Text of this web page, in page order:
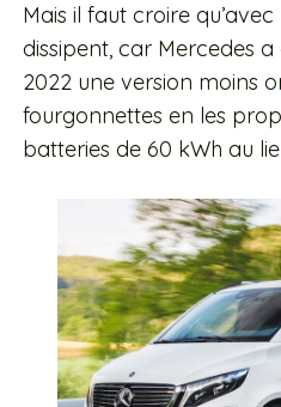
Mais il faut croire
dissipent, car Mercedes
2022 une version moins
fourgonnettes en les
batteries de 60 kWh au